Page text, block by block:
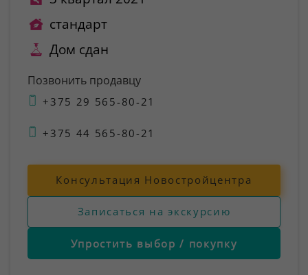
стандарт
Дом сдан
Позвонить продавцу
+375 29 565-80-21
+375 44 565-80-21
Консультация Новостройцентра
Записаться на экскурсию
Упростить выбор / покупку